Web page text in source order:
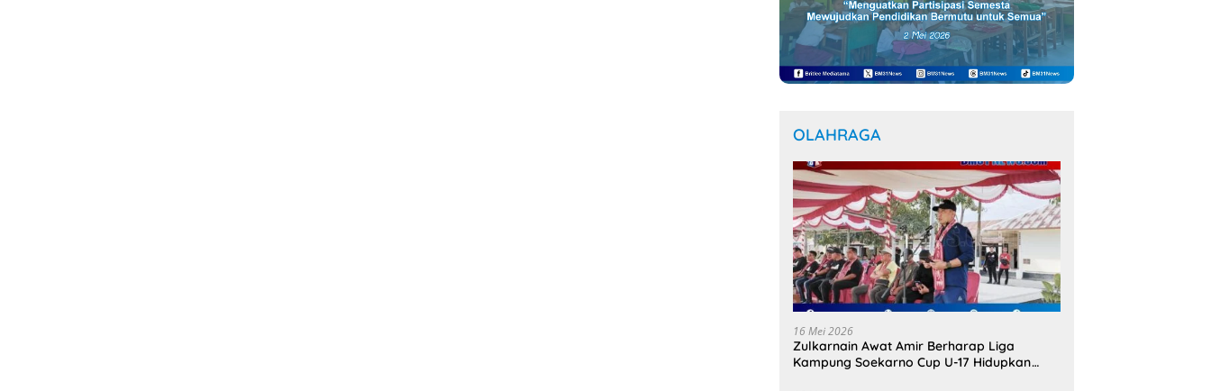
OLAHRAGA
16 Mei 2026
Zulkarnain Awat Amir Berharap Liga
Kampung Soekarno Cup U-17 Hidupkan